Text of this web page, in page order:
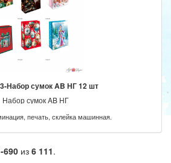
Набор сумок AB НГ 12 шт
Набор сумок AB НГ
печать, склейка машинная.
690 из 6 111.